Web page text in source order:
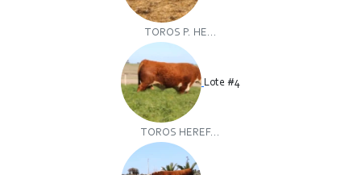
TOROS P. HE...
Lote #4
TOROS HEREF...